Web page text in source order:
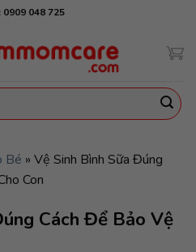
048 725
Bé » Vệ Sinh Bình Sữa Đúng
Con
Cách Để Bảo Vệ